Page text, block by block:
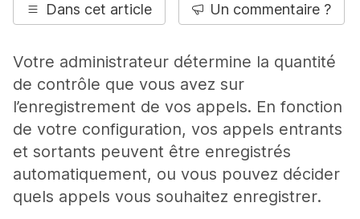
Dans cet article Un commentaire ?
Votre administrateur détermine la quantité
de contrôle que vous avez sur
l’enregistrement de vos appels. En fonction
de votre configuration, vos appels entrants
et sortants peuvent être enregistrés
automatiquement, ou vous pouvez décider
quels appels vous souhaitez enregistrer.